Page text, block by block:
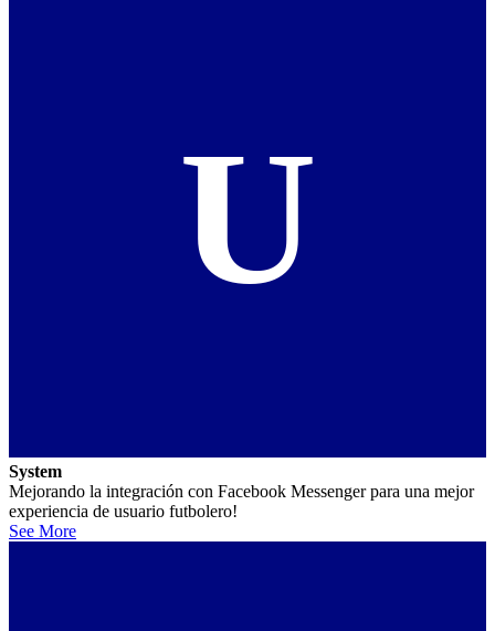
U
System
Mejorando la integración con Facebook Messenger para una mejor
experiencia de usuario futbolero!
See More